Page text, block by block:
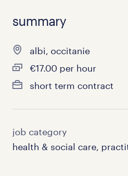
summary
albi, occitanie
€17.00 per hour
short term contract
job category
health & social care,